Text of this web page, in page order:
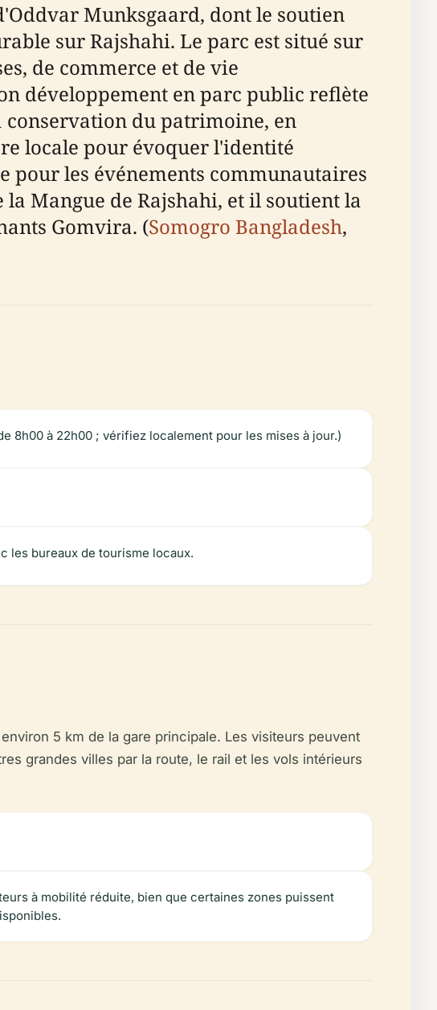
Munksgaard, dont le soutien
sur Rajshahi. Le parc est situé sur
de commerce et de vie
développement en parc public reflète
conservation du patrimoine, en
locale pour évoquer l'identité
pour les événements communautaires
Mangue de Rajshahi, et il soutient la
Gomvira. (Somogro Bangladesh,
8h00 à 22h00 ; vérifiez localement pour les mises à jour.)
les bureaux de tourisme locaux.
5 km de la gare principale. Les visiteurs peuvent
grandes villes par la route, le rail et les vols intérieurs
à mobilité réduite, bien que certaines zones puissent